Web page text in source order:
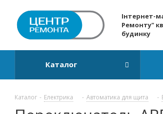
Інтернет-
Ремонту"
будинку
Каталог
Каталог - Електрика - Автоматика для щита -